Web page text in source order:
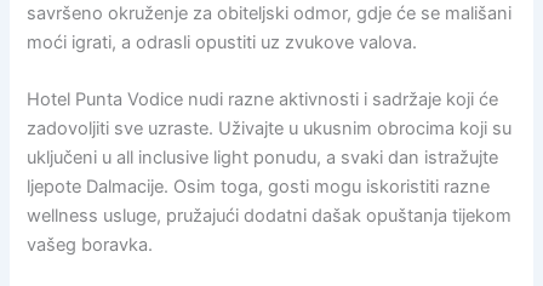
savršeno okruženje za obiteljski odmor, gdje će se mališani
moći igrati, a odrasli opustiti uz zvukove valova.
Hotel Punta Vodice nudi razne aktivnosti i sadržaje koji će
zadovoljiti sve uzraste. Uživajte u ukusnim obrocima koji su
uključeni u all inclusive light ponudu, a svaki dan istražujte
ljepote Dalmacije. Osim toga, gosti mogu iskoristiti razne
wellness usluge, pružajući dodatni dašak opuštanja tijekom
vašeg boravka.